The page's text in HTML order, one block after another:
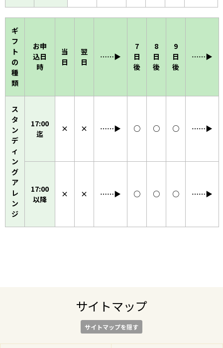
ギ
フ
ト
の
種
類
お申
込日
時
当
日
翌
日
……▶︎
7
日
後
8
日
後
9
日
後
……▶︎
ス
タ
ン
デ
ィ
ン
グ
ア
レ
ン
ジ
17:00
迄
× × ……▶︎ ○ ○ ○ ……▶︎
17:00
以降
× × ……▶︎ ○ ○ ○ ……▶︎
サイトマップ
サイトマップを隠す